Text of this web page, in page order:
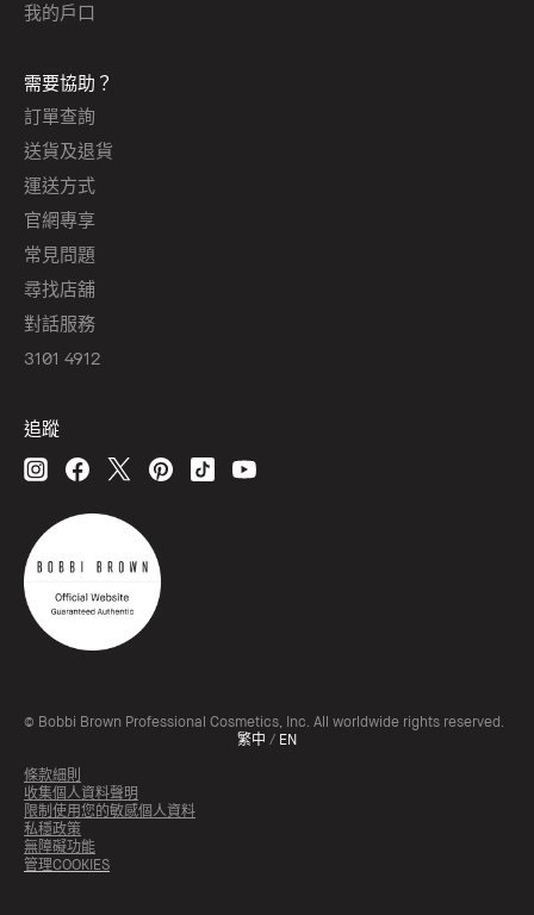
我的戶口
需要協助？
訂單查詢
送貨及退貨
運送方式
官網專享
常見問題
尋找店舖
對話服務
3101 4912
追蹤
© Bobbi Brown Professional Cosmetics, Inc. All worldwide rights reserved.
繁中 / EN
條款細則
收集個人資料聲明
限制使用您的敏感個人資料
私穩政策
無障礙功能
管理COOKIES